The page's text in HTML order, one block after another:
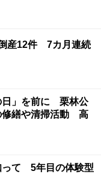
産12件 7カ月連続
日」を前に 栗林公
修繕や清掃活動 高
って 5年目の体験型